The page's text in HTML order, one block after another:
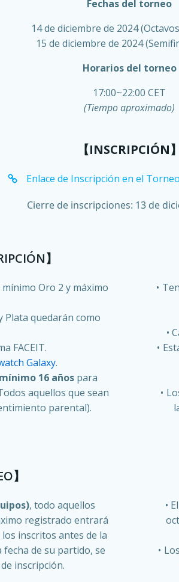
Fechas del torneo
14 de diciembre de 2024
15 de diciembre de 2024
Horarios del torneo
17:00~22:00 CET
(Tiempo aproximado)
【INSCRIPCIÓN】
Enlace de Inscripción en el
Cierre de inscripciones: 13 de
】
Oro 2 y máximo
quedarán como
FACEIT.
Galaxy.
mínimo 16 años para
aquellos que sean
parental).
】
, todo aquellos
registrado entrará
inscritos antes de la
de su partido, se
inscripción.